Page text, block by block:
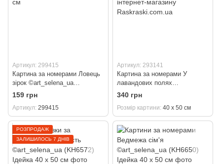
Артикул: 299415
Картина за номерами Ловець
зірок ©art_selena_ua
(KHO1224) Ідейка (Без
коробки) 25 х 25 см
159 грн
Артикул 299415
Артикул: 293141
Картина за номерами У
лавандових полях
©art.solomiia (KH6659) Ідейка
40 х 50 см
340 грн
Розмір картини 40 х 50 см
РОЗПРОДАЖ
ЗАЛИШИЛОСЬ 7 ДНІВ